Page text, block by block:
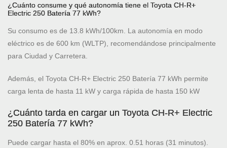
¿Cuánto consume y qué autonomía tiene el Toyota CH-R+
Electric 250 Batería 77 kWh?
Su consumo es de 13.8 kWh/100km. La autonomía en modo
eléctrico es de 600 km (WLTP), recomendándose principalmente
para Ciudad y Carretera.
Además, el Toyota CH-R+ Electric 250 Batería 77 kWh permite
carga lenta de hasta 11 kW y carga rápida de hasta 150 kW
¿Cuánto tarda en cargar un Toyota CH-R+ Electric
250 Batería 77 kWh?
Puede cargar hasta el 80% en aprox. 0.51 horas (31 minutos).